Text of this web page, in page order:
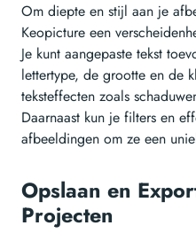
Om diepte en stijl aan je
Keopicture een
Je kunt aangepaste tekst
lettertype, de grootte en de
teksteffecten zoals
Daarnaast kun je filters en
afbeeldingen om ze een
Opslaan en
Projecten